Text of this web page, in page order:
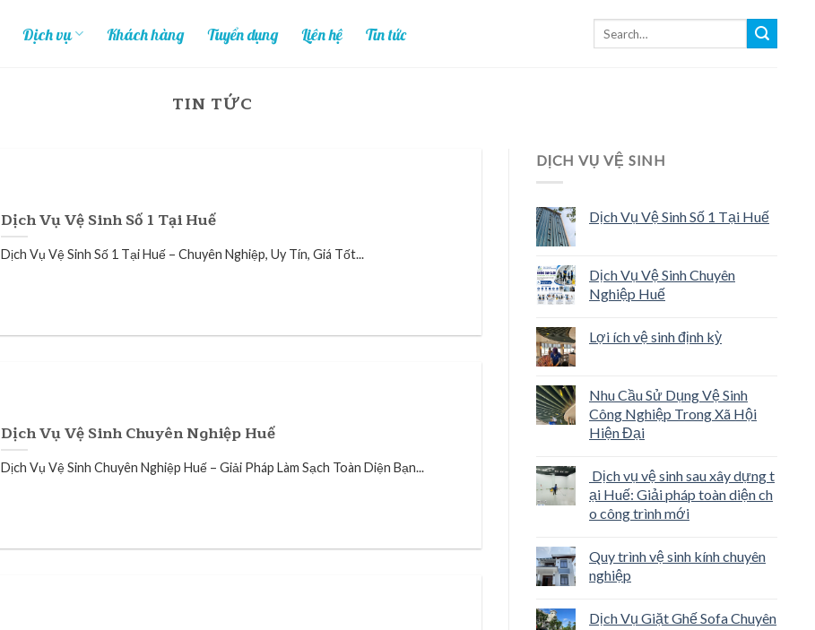
Dịch vụ Khách hàng Tuyển dụng Liên hệ Tin tức
TIN TỨC
Dịch Vụ Vệ Sinh Số 1 Tại Huế
Dịch Vụ Vệ Sinh Số 1 Tại Huế – Chuyên Nghiệp, Uy Tín, Giá Tốt...
Dịch Vụ Vệ Sinh Chuyên Nghiệp Huế
Dịch Vụ Vệ Sinh Chuyên Nghiệp Huế – Giải Pháp Làm Sạch Toàn Diện Bạn...
DỊCH VỤ VỆ SINH
Dịch Vụ Vệ Sinh Số 1 Tại Huế
Dịch Vụ Vệ Sinh Chuyên
Nghiệp Huế
Lợi ích vệ sinh định kỳ
Nhu Cầu Sử Dụng Vệ Sinh
Công Nghiệp Trong Xã Hội
Hiện Đại
Dịch vụ vệ sinh sau xây dựng t
ại Huế: Giải pháp toàn diện ch
o công trình mới
Quy trình vệ sinh kính chuyên
nghiệp
Dịch Vụ Giặt Ghế Sofa Chuyên